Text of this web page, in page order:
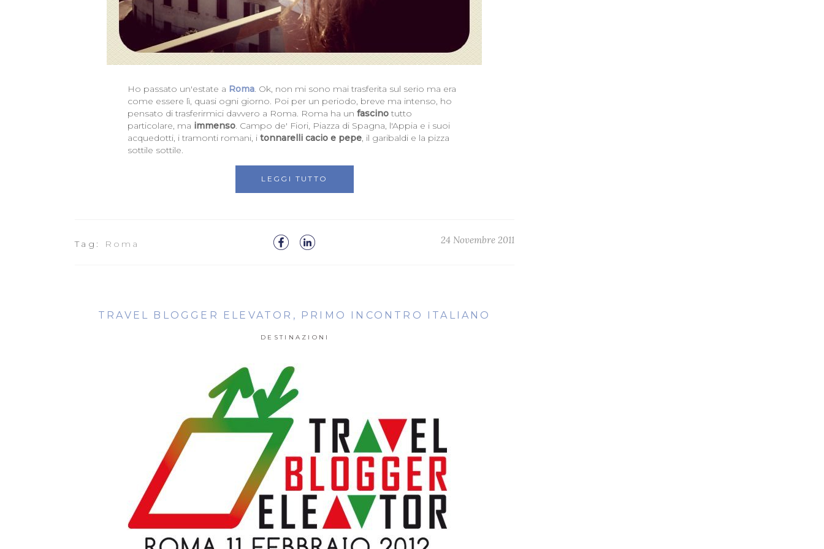
Ho passato un'estate a Roma. Ok, non mi sono mai trasferita sul serio ma era
come essere lì, quasi ogni giorno. Poi per un periodo, breve ma intenso, ho
pensato di trasferirmici davvero a Roma. Roma ha un fascinotutto
particolare, ma immenso. Campo de' Fiori, Piazza di Spagna, l'Appia e i suoi
acquedotti, i tramonti romani, i tonnarelli cacio e pepe, il garibaldi e la pizza
sottile sottile.
LEGGI TUTTO
Tag: Roma 24 Novembre 2011
TRAVEL BLOGGER ELEVATOR, PRIMO INCONTRO ITALIANO
DESTINAZIONI